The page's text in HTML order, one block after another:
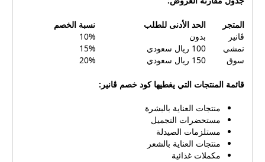
المتجر الحد الأدنى للطلب
نسبة الخصم
ڤانير
بدون
10%
نمشي
100 ريال سعودي
15%
سوق
150 ريال سعودي 20%
قائمة المنتجات التي يغطيها كود خصم ڤانير:
منتجات العناية بالبشرة
مستحضرات التجميل
مستلزمات الصيدلة
منتجات العناية بالشعر
مكملات غذائية